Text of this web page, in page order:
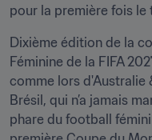
pour la première fois le
Dixième édition de la
Féminine de la FIFA
comme lors d'Australie
Brésil, qui n’a jamais
phare du football